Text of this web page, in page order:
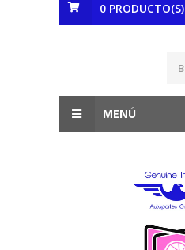
0 PRODUCTO(S)
MENÚ